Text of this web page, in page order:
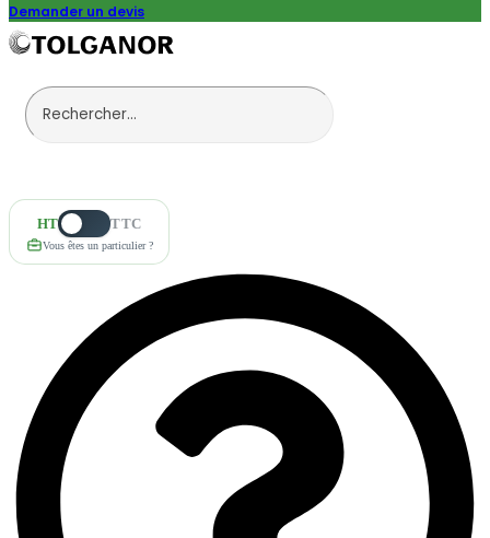
Demander un devis
HT TTC
Vous êtes un particulier ?